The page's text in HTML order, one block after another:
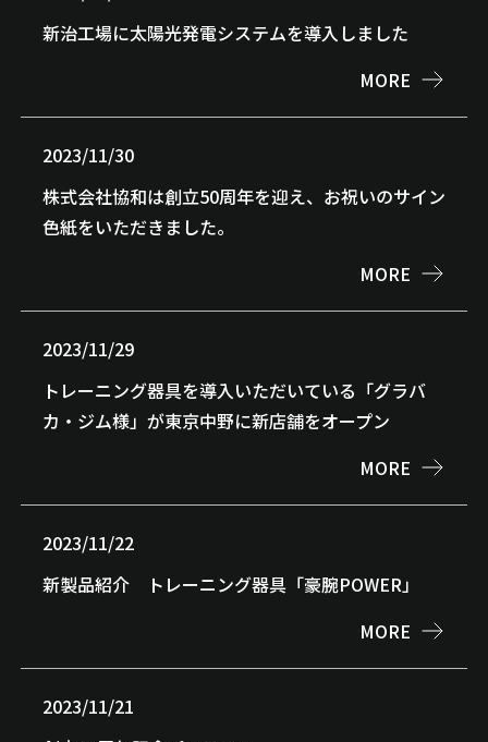
新治工場に太陽光発電システムを導入しました
MORE
2023/11/30
株式会社協和は創立50周年を迎え、お祝いのサイン
色紙をいただきました。
MORE
2023/11/29
トレーニング器具を導入いただいている「グラバ
カ・ジム様」が東京中野に新店舗をオープン
MORE
2023/11/22
新製品紹介 トレーニング器具「豪腕POWER」
MORE
2023/11/21